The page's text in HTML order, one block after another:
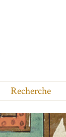
Recherche